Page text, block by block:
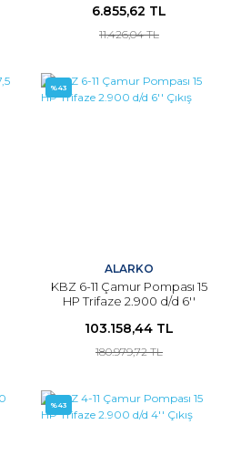
6.855,62 TL
11.426,04 TL
%43
ALARKO
KBZ 6-11 Çamur Pompası 15
HP Trifaze 2.900 d/d 6''
103.158,44 TL
180.979,72 TL
%43